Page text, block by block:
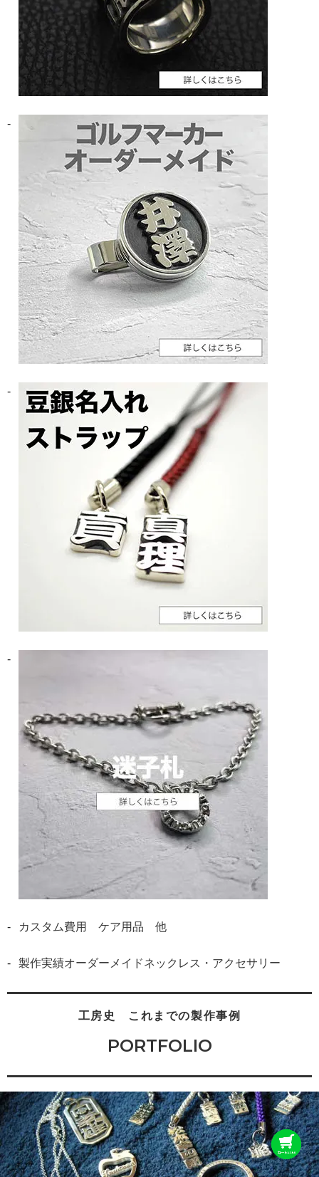
カスタム費用 ケア用品 他
製作実績オーダーメイドネックレス・アクセサリー
工房史 これまでの製作事例
PORTFOLIO